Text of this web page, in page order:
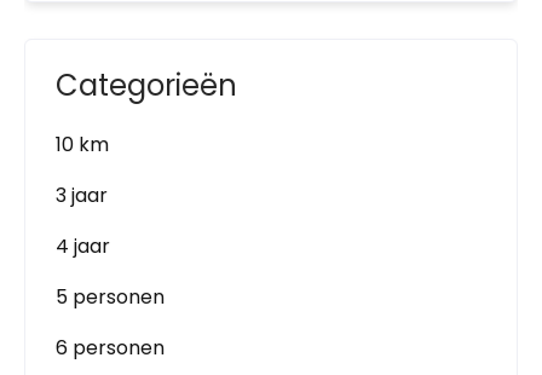
Categorieën
10 km
3 jaar
4 jaar
5 personen
6 personen